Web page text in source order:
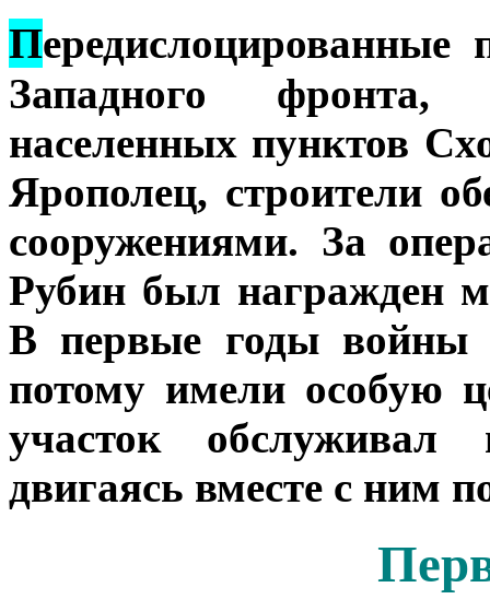
П
Западного
населенных пунктов
Ярополец, строители
сооружениями. За
Рубин был награжден
В первые годы войны
потому имели особую
участок
двигаясь вместе с ним